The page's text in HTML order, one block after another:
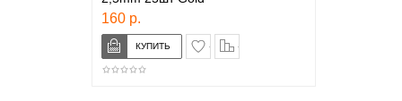
160 р.
в закладки